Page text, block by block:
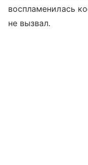
воспламенилась
не вызвал.